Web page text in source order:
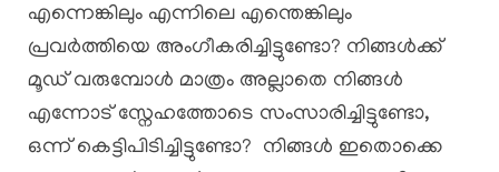
എന്നെങ്കിലും എന്നിലെ എന്തെങ്കിലും
പ്രവർത്തിയെ അംഗീകരിച്ചിട്ടുണ്ടോ? നിങ്ങൾക്ക്
മൂഡ് വരുമ്പോൾ മാത്രം അല്ലാതെ നിങ്ങൾ
എന്നോട് സ്നേഹത്തോടെ സംസാരിച്ചിട്ടുണ്ടോ,
ഒന്ന് കെട്ടിപിടിച്ചിട്ടുണ്ടോ? നിങ്ങൾ ഇതൊക്കെ